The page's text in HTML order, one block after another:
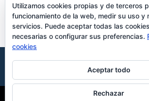
Publicidad
Aviso de cookies
Política de
Aviso legal
Utilizamos cookies propias y de terceros
funcionamiento de la web, medir su uso y
servicios. Puede aceptar todas las
necesarias o configurar sus preferencias.
cookies
Aceptar todo
Rechazar